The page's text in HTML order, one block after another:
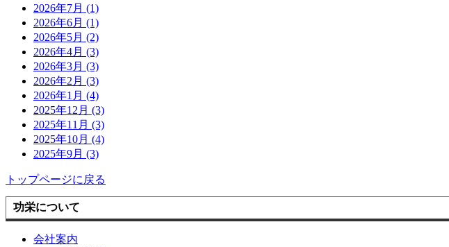
2026年7月 (1)
2026年6月 (1)
2026年5月 (2)
2026年4月 (3)
2026年3月 (3)
2026年2月 (3)
2026年1月 (4)
2025年12月 (3)
2025年11月 (3)
2025年10月 (4)
2025年9月 (3)
トップページに戻る
功栄について
会社案内